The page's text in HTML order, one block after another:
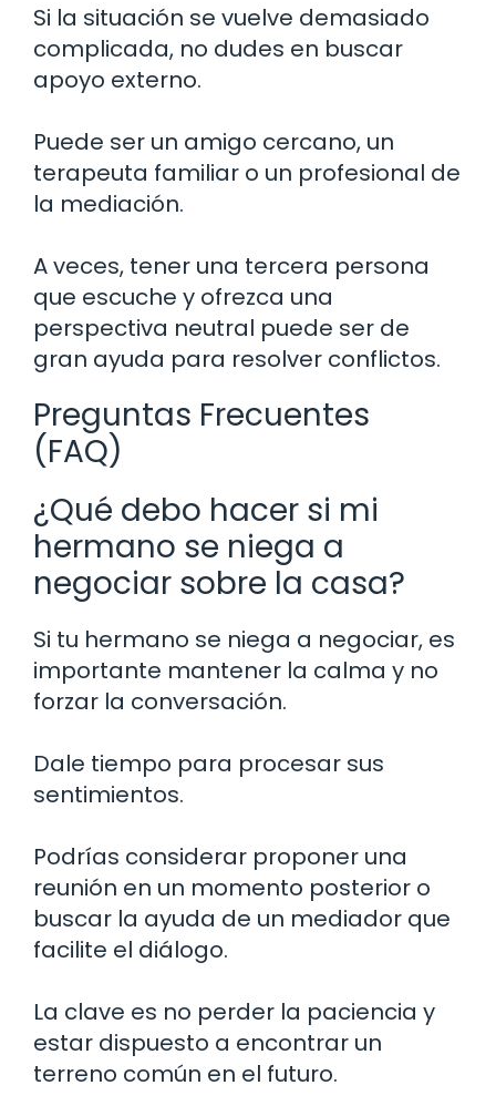
Si la situación se vuelve demasiado
complicada, no dudes en buscar
apoyo externo.
Puede ser un amigo cercano, un
terapeuta familiar o un profesional de
la mediación.
A veces, tener una tercera persona
que escuche y ofrezca una
perspectiva neutral puede ser de
gran ayuda para resolver conflictos.
Preguntas Frecuentes
(FAQ)
¿Qué debo hacer si mi
hermano se niega a
negociar sobre la casa?
Si tu hermano se niega a negociar, es
importante mantener la calma y no
forzar la conversación.
Dale tiempo para procesar sus
sentimientos.
Podrías considerar proponer una
reunión en un momento posterior o
buscar la ayuda de un mediador que
facilite el diálogo.
La clave es no perder la paciencia y
estar dispuesto a encontrar un
terreno común en el futuro.